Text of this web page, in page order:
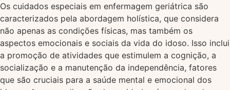
Os cuidados especiais em enfermagem geriátrica são
caracterizados pela abordagem holística, que considera
não apenas as condições físicas, mas também os
aspectos emocionais e sociais da vida do idoso. Isso inclui
a promoção de atividades que estimulem a cognição, a
socialização e a manutenção da independência, fatores
que são cruciais para a saúde mental e emocional dos